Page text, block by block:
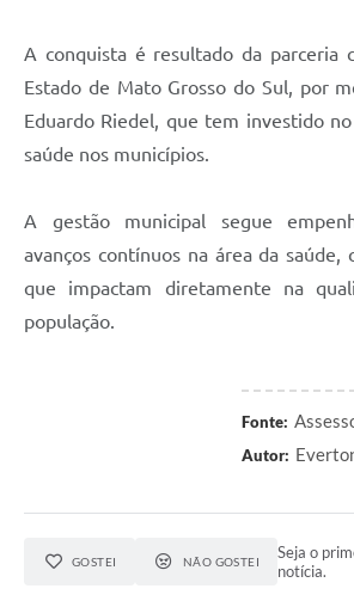
A conquista é resultado da parceria
Estado de Mato Grosso do Sul, por
Eduardo Riedel, que tem investido
saúde nos municípios.
A gestão municipal segue
avanços contínuos na área da saúde,
que impactam diretamente na
população.
Fonte:
Autor:
GOSTEI NÃO GOSTEI
Seja o
notícia.